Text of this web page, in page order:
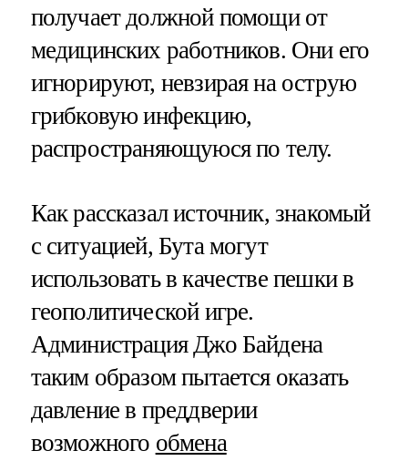
получает должной помощи от
медицинских работников. Они его
игнорируют, невзирая на острую
грибковую инфекцию,
распространяющуюся по телу.
Как рассказал источник, знакомый
с ситуацией, Бута могут
использовать в качестве пешки в
геополитической игре.
Администрация Джо Байдена
таким образом пытается оказать
давление в преддверии
возможного обмена